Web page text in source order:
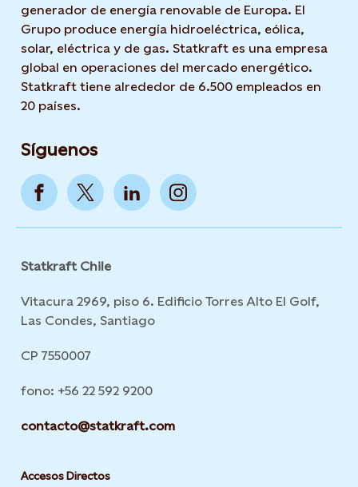
generador de energía renovable de Europa. El
Grupo produce energía hidroeléctrica, eólica,
solar, eléctrica y de gas. Statkraft es una empresa
global en operaciones del mercado energético.
Statkraft tiene alrededor de 6.500 empleados en
20 países.
Síguenos
Statkraft Chile
Vitacura 2969, piso 6. Edificio Torres Alto El Golf,
Las Condes, Santiago
CP 7550007
fono: +56 22 592 9200
contacto@statkraft.com
Accesos Directos